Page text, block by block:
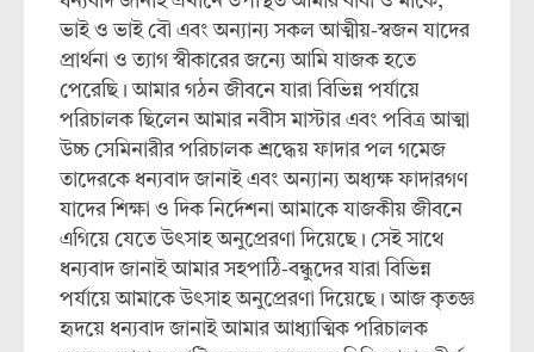
ভাই ও ভাই বৌ এবং অন্যান্য সকল আত্মীয়-স্বজন যাদের
প্রার্থনা ও ত্যাগ স্বীকারের জন্যে আমি যাজক হতে
পেরেছি। আমার গঠন জীবনে যারা বিভিন্ন পর্যায়ে
পরিচালক ছিলেন আমার নবীস মাস্টার এবং পবিত্র আত্মা
উচ্চ সেমিনারীর পরিচালক শ্রদ্ধেয় ফাদার পল গমেজ
তাদেরকে ধন্যবাদ জানাই এবং অন্যান্য অধ্যক্ষ ফাদারগণ
যাদের শিক্ষা ও দিক নির্দেশনা আমাকে যাজকীয় জীবনে
এগিয়ে যেতে উৎসাহ অনুপ্রেরণা দিয়েছে। সেই সাথে
ধন্যবাদ জানাই আমার সহপাঠি-বন্ধুদের যারা বিভিন্ন
পর্যায়ে আমাকে উৎসাহ অনুপ্রেরণা দিয়েছে। আজ কৃতজ্ঞ
হৃদয়ে ধন্যবাদ জানাই আমার আধ্যাত্মিক পরিচালক